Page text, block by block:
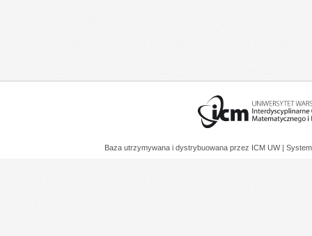
Baza utrzymywana i dystrybuowana przez ICM UW |